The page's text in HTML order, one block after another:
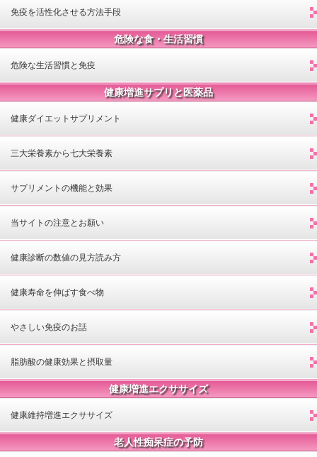
免疫を活性化させる方法手段
危険な食・生活習慣
危険な生活習慣と免疫
健康増進サプリと医薬品
健康ダイエットサプリメント
三大栄養素から七大栄養素
サプリメントの機能と効果
当サイトの注意とお願い
健康診断の数値の見方読み方
健康寿命を伸ばす食べ物
やさしい免疫のお話
脂肪酸の健康効果と摂取量
健康増進エクササイズ
健康維持増進エクササイズ
老人性痴呆症の予防